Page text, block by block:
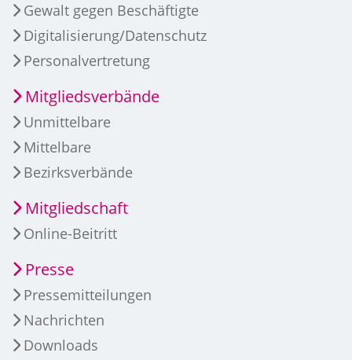
Gewalt gegen Beschäftigte
Digitalisierung/Datenschutz
Personalvertretung
Mitgliedsverbände
Unmittelbare
Mittelbare
Bezirksverbände
Mitgliedschaft
Online-Beitritt
Presse
Pressemitteilungen
Nachrichten
Downloads